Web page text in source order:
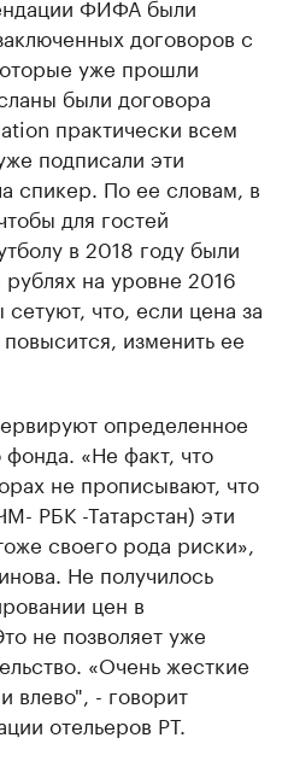
ФИФА были
договоров с
уже прошли
были договора
практически всем
подписали эти
спикер. По ее словам, в
для гостей
в 2018 году были
на уровне 2016
что, если цена за
изменить ее
определенное
«Не факт, что
не прописывают, что
РБК -Татарстан) эти
своего рода риски»,
Не получилось
цен в
не позволяет уже
«Очень жесткие
влево", - говорит
отельеров РТ.